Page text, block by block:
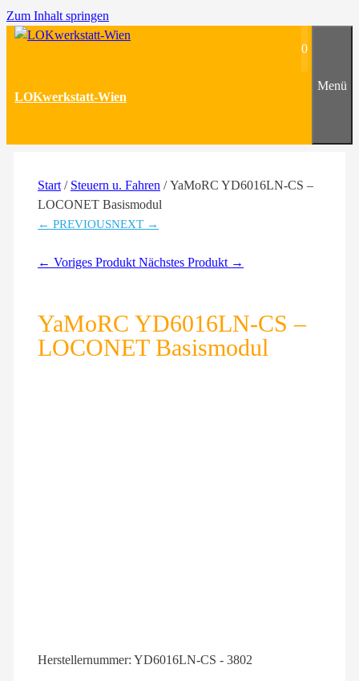
Zum Inhalt springen
LOKwerkstatt-Wien
0
Menü
Start / Steuern u. Fahren / YaMoRC YD6016LN-CS –
LOCONET Basismodul
← PREVIOUSNEXT →
← Voriges Produkt Nächstes Produkt →
YaMoRC YD6016LN-CS –
LOCONET Basismodul
Herstellernummer: YD6016LN-CS - 3802